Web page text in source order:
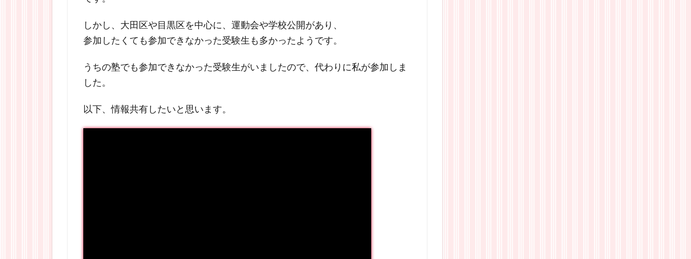
しかし、大田区や目黒区を中心に、運動会や学校公開があり、
参加したくても参加できなかった受験生も多かったようです。
うちの塾でも参加できなかった受験生がいましたので、代わりに私が参加しま
した。
以下、情報共有したいと思います。